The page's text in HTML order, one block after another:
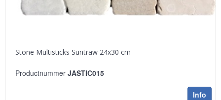
Stone Multisticks Suntraw 24x30 cm
Productnummer JASTIC015
Info